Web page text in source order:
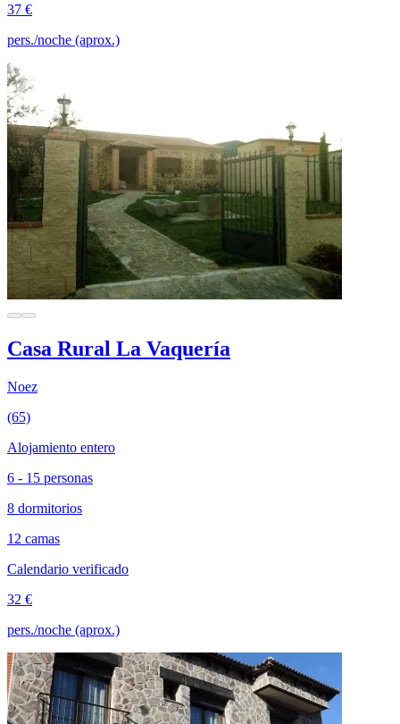
37 €
pers./noche (aprox.)
Casa Rural La Vaquería
Noez
(65)
Alojamiento entero
6 - 15 personas
8 dormitorios
12 camas
Calendario verificado
32 €
pers./noche (aprox.)